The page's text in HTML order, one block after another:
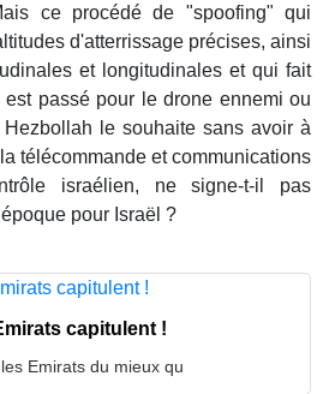
ce procédé de "spoofing" qui
d'atterrissage précises, ainsi
et longitudinales et qui fait
passé pour le drone ennemi ou
le souhaite sans avoir à
télécommande et communications
israélien, ne signe-t-il pas
pour Israël ?
capitulent !
Emirats du mieux qu